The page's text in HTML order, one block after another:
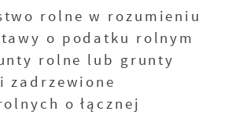
rolne w rozumieniu
o podatku rolnym
rolne lub grunty
zadrzewione
o łącznej